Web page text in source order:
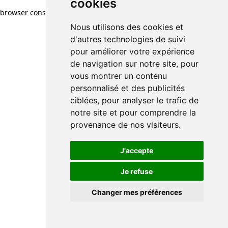
cookies
Nous utilisons des cookies et
d'autres technologies de suivi
pour améliorer votre expérience
de navigation sur notre site, pour
vous montrer un contenu
personnalisé et des publicités
ciblées, pour analyser le trafic de
notre site et pour comprendre la
provenance de nos visiteurs.
J'accepte
Je refuse
Changer mes préférences
browser console for more information)